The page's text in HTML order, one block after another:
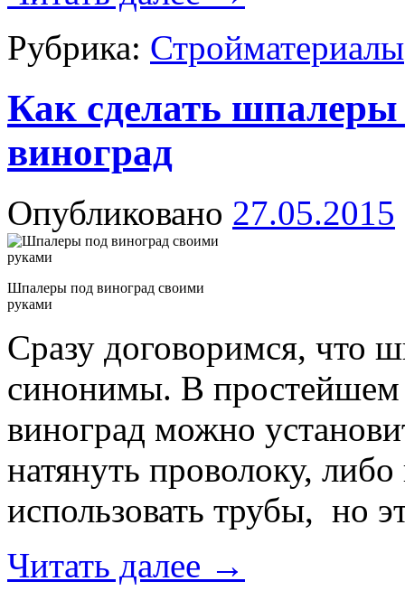
Рубрика: Стройматериалы
Как сделать
виноград
Опубликовано 27.05.2015
Шпалеры под виноград своими
руками
Сразу договоримся, что
синонимы. В простейшем
виноград можно
натянуть проволоку,
использовать трубы, но
Читать далее →